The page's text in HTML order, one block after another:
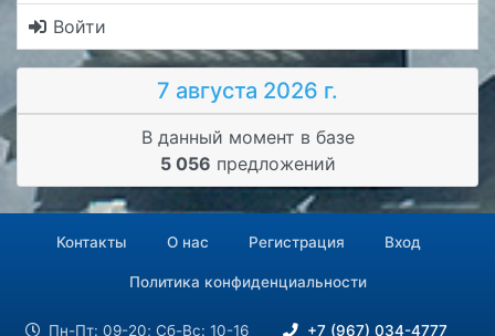
Войти
7 августа 2026 г.
В данный момент в базе
5 056 предложений
Контакты О нас Регистрация Вход
Политика конфиденциальности
Пн-Пт: 09-20; Сб-Вс: 10-16 +7 (967) 034-4777